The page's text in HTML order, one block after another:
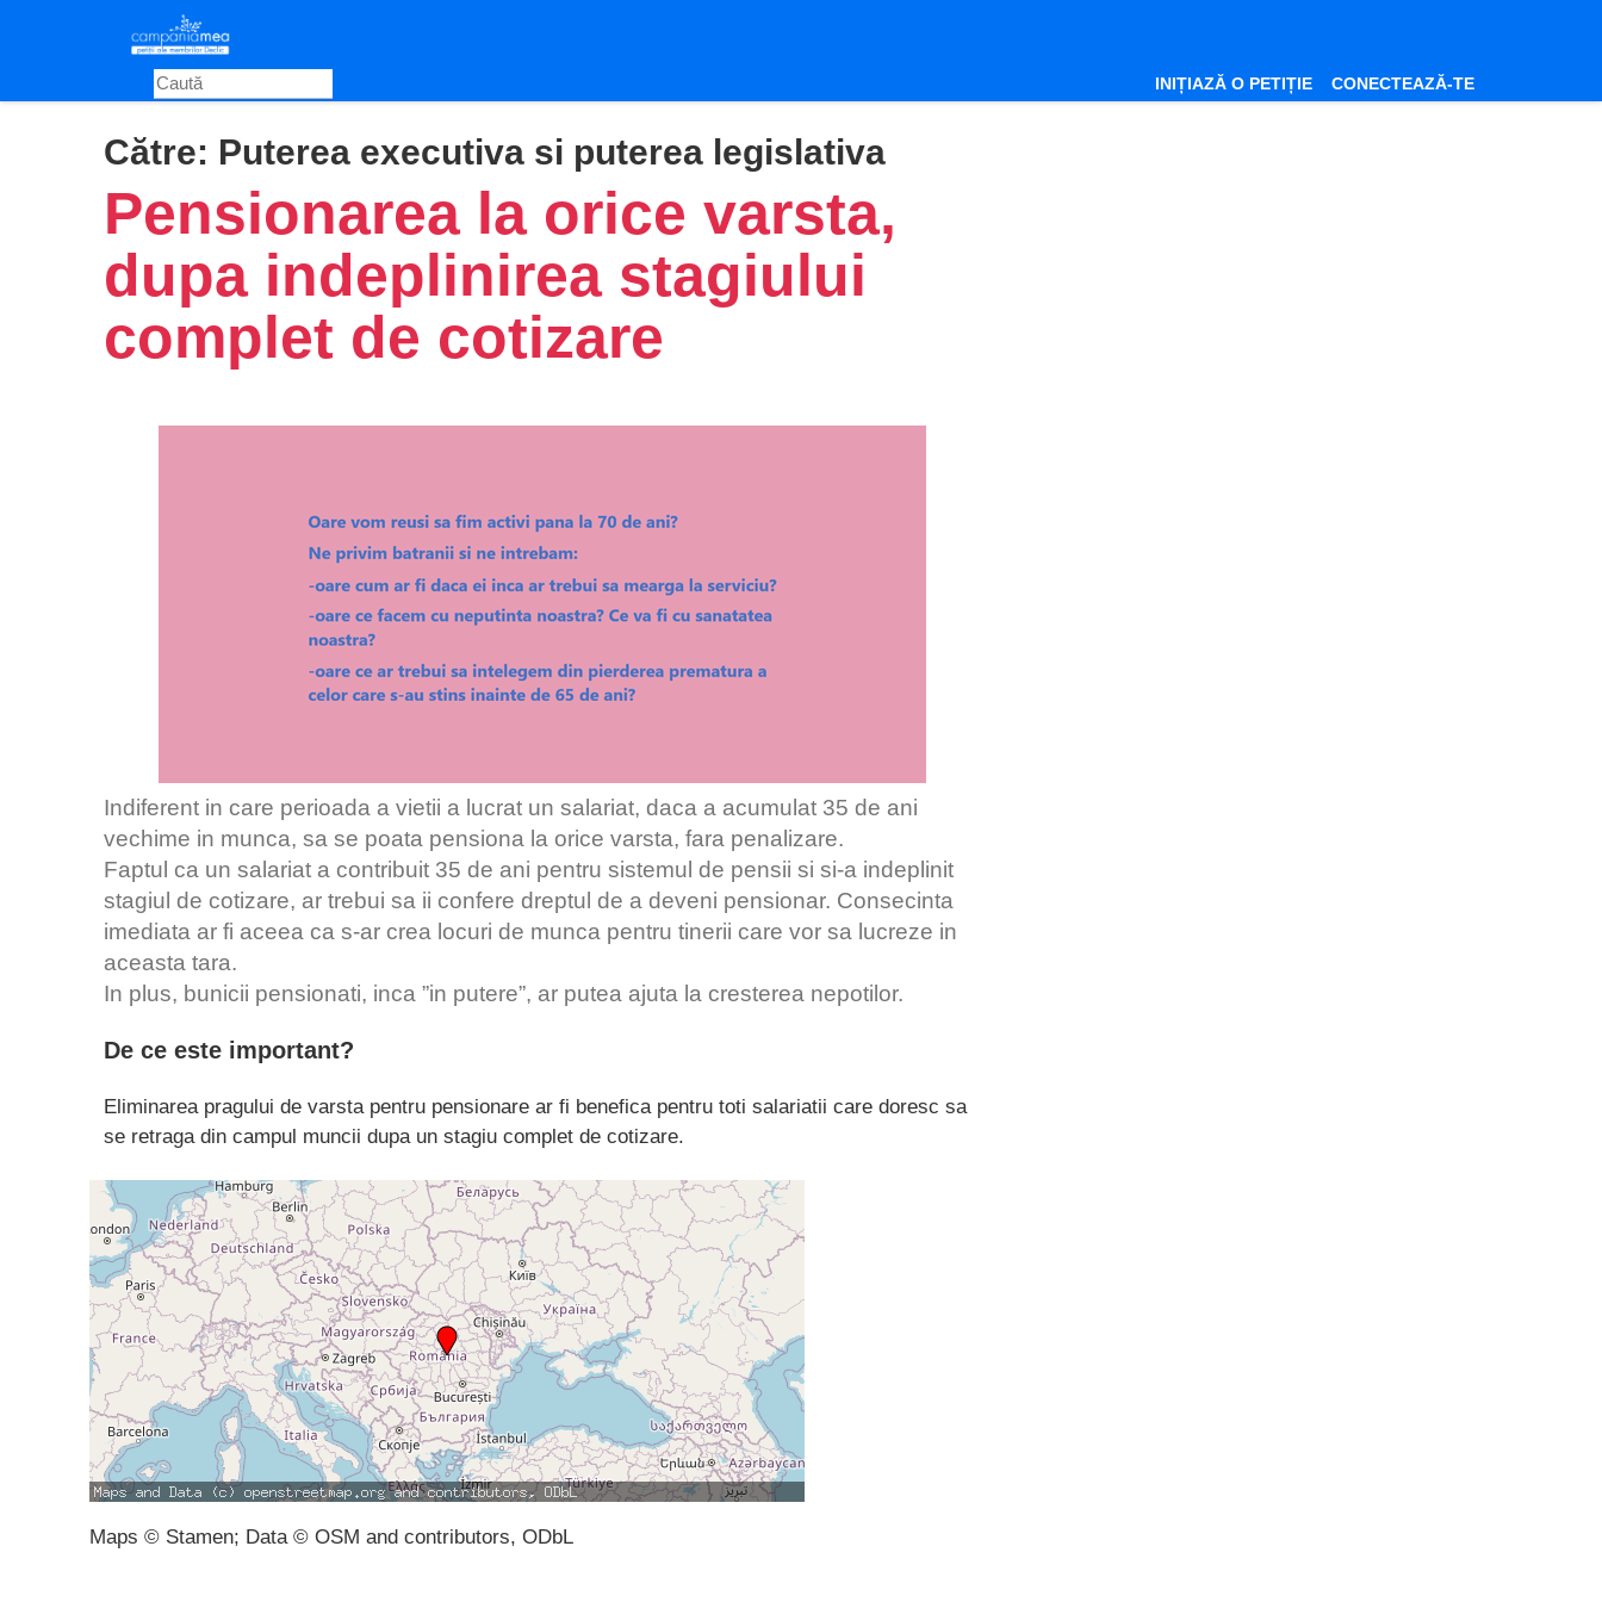
content
INIȚIAZĂ O PETIȚIE CONECTEAZĂ-TE
Către: Puterea executiva si puterea legislativa
Pensionarea la orice varsta,
dupa indeplinirea stagiului
complet de cotizare
Indiferent in care perioada a vietii a lucrat un salariat, daca a acumulat 35 de ani
vechime in munca, sa se poata pensiona la orice varsta, fara penalizare.
Faptul ca un salariat a contribuit 35 de ani pentru sistemul de pensii si si-a indeplinit
stagiul de cotizare, ar trebui sa ii confere dreptul de a deveni pensionar. Consecinta
imediata ar fi aceea ca s-ar crea locuri de munca pentru tinerii care vor sa lucreze in
aceasta tara.
In plus, bunicii pensionati, inca ”in putere”, ar putea ajuta la cresterea nepotilor.
De ce este important?
Eliminarea pragului de varsta pentru pensionare ar fi benefica pentru toti salariatii care doresc sa
se retraga din campul muncii dupa un stagiu complet de cotizare.
Maps © Stamen; Data © OSM and contributors, ODbL